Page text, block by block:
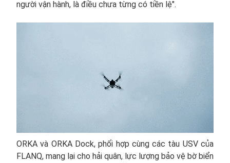
người vận hành, là điều chưa từng có tiền lệ".
ORKA và ORKA Dock, phối hợp cùng các tàu USV của
FLANQ, mang lại cho hải quân, lực lượng bảo vệ bờ biển